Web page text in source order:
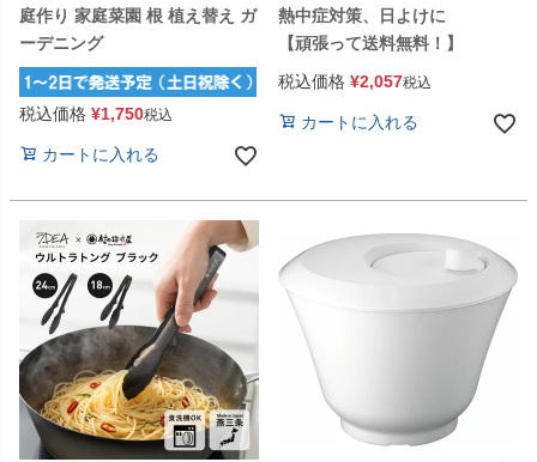
庭作り 家庭菜園 根 植え替え ガ
ーデニング
税込価格 ¥1,750税込
カートに入れる
熱中症対策、日よけに
【頑張って送料無料！】
税込価格 ¥2,057税込
カートに入れる